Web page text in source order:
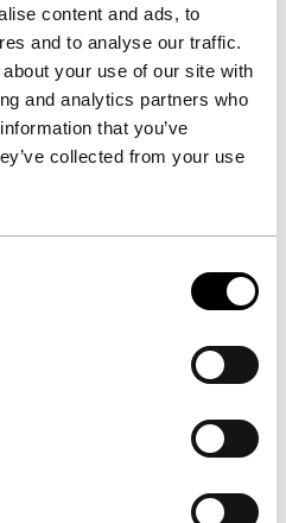
content and ads, to
and to analyse our traffic.
your use of our site with
and analytics partners who
that you’ve
collected from your use
Bekijk het hele programma